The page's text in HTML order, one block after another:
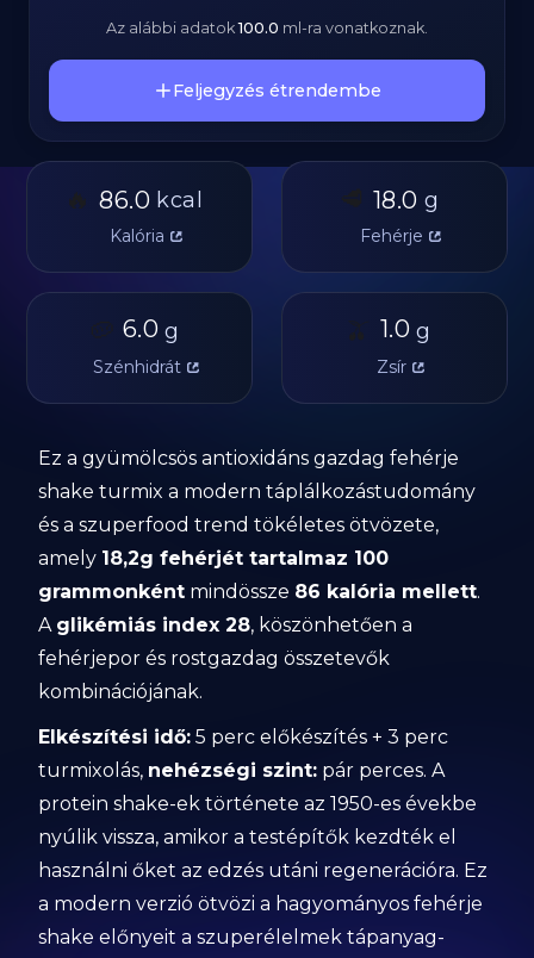
Az alábbi adatok100.0 ml -ra vonatkoznak.
Feljegyzés étrendembe
🔥 86.0 kcal
Kalória
🥩 18.0 g
Fehérje
🥔 6.0 g
Szénhidrát
🫒 1.0 g
Zsír
Ez a gyümölcsös antioxidáns gazdag fehérje
shake turmix a modern táplálkozástudomány
és a szuperfood trend tökéletes ötvözete,
amely 18,2g fehérjét tartalmaz 100
grammonként mindössze 86 kalória mellett.
A glikémiás index 28, köszönhetően a
fehérjepor és rostgazdag összetevők
kombinációjának.
Elkészítési idő: 5 perc előkészítés + 3 perc
turmixolás, nehézségi szint: pár perces. A
protein shake-ek története az 1950-es évekbe
nyúlik vissza, amikor a testépítők kezdték el
használni őket az edzés utáni regenerációra. Ez
a modern verzió ötvözi a hagyományos fehérje
shake előnyeit a szuperélelmek tápanyag-